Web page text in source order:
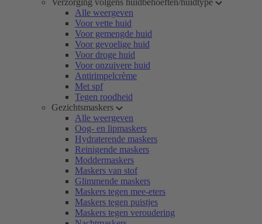
Verzorging volgens huidbehoeften/huidtype
Alle weergeven
Voor vette huid
Voor gemengde huid
Voor gevoelige huid
Voor droge huid
Voor onzuivere huid
Antirimpelcrème
Met spf
Tegen roodheid
Gezichtsmaskers
Alle weergeven
Oog- en lipmaskers
Hydraterende maskers
Reinigende maskers
Moddermaskers
Maskers van stof
Glimmende maskers
Maskers tegen mee-eters
Maskers tegen puistjes
Maskers tegen veroudering